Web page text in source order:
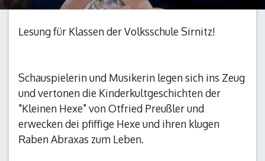
Lesung für Klassen der Volksschule Sirnitz!
Schauspielerin und Musikerin legen sich ins Zeug
und vertonen die Kinderkultgeschichten der
"Kleinen Hexe" von Otfried Preußler und
erwecken dei pfiffige Hexe und ihren klugen
Raben Abraxas zum Leben.